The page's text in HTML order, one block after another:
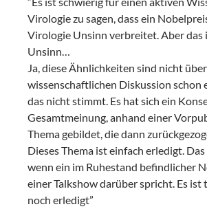
Virologie zu sagen, dass ein
Virologie Unsinn verbreitet. Aber
Unsinn…
Ja, diese Ähnlichkeiten sind nicht
wissenschaftlichen Diskussion schon
das nicht stimmt. Es hat sich ein
Gesamtmeinung, anhand einer
Thema gebildet, die dann
Dieses Thema ist einfach erledigt.
wenn ein im Ruhestand befindlicher
einer Talkshow darüber spricht. Es
noch erledigt”